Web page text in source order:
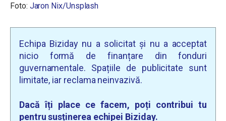
Foto: Jaron Nix/Unsplash
Echipa Biziday nu a solicitat și nu a acceptat
nicio formă de finanțare din fonduri
guvernamentale. Spațiile de publicitate sunt
limitate, iar reclama neinvazivă.
Dacă îți place ce facem, poți contribui tu
pentru susținerea echipei Biziday.